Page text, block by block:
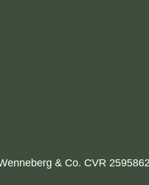
& Co. CVR